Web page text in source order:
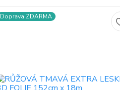
Doprava ZDARMA